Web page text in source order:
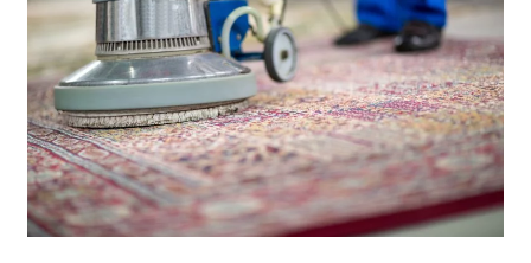
Gresik
Profesional